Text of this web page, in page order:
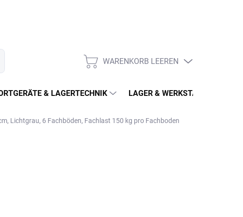
WARENKORB
WARENKORB LEEREN
& LAGERTECHNIK LAGER & WERKSTATT
Lichtgrau, 6 Fachböden, Fachlast 150 kg pro Fachboden